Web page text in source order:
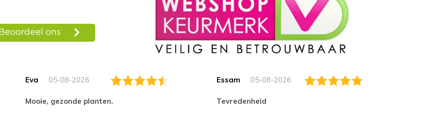
Eva 05-08-2026
Mooie, gezonde planten.
Essam 05-08-2026
tevredenheid